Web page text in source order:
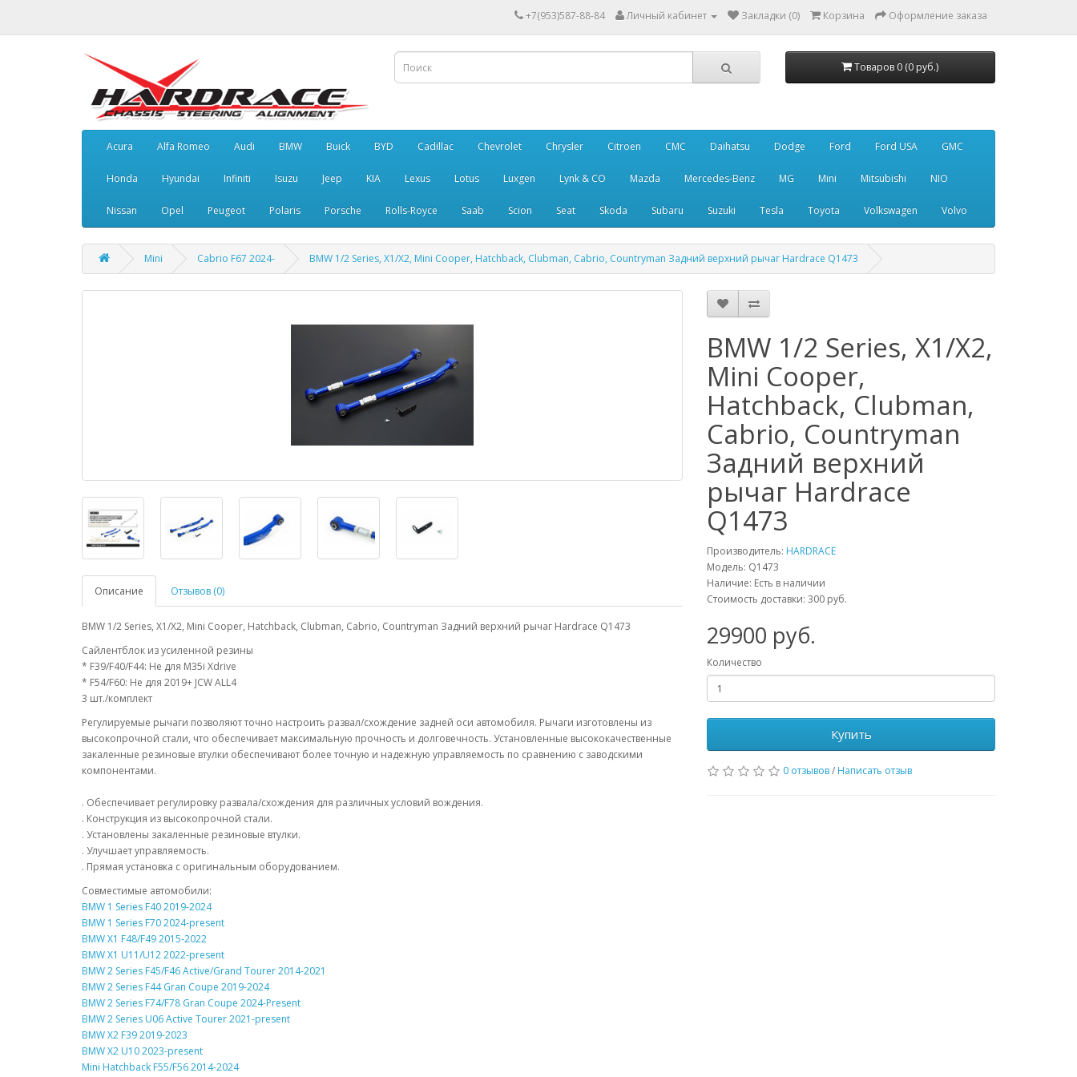
+7(953)587-88-84 Личный кабинет Закладки (0) Корзина Оформление заказа
Товаров 0 (0 руб.)
Acura Alfa Romeo Audi BMW Buick BYD Cadillac Chevrolet Chrysler Citroen CMC Daihatsu Dodge Ford Ford USA GMC
Honda Hyundai Infiniti Isuzu Jeep KIA Lexus Lotus Luxgen Lynk & CO Mazda Mercedes-Benz MG Mini Mitsubishi NIO
Nissan Opel Peugeot Polaris Porsche Rolls-Royce Saab Scion Seat Skoda Subaru Suzuki Tesla Toyota Volkswagen Volvo
Mini Cabrio F67 2024- BMW 1/2 Series, X1/X2, Mini Cooper, Hatchback, Clubman, Cabrio, Countryman Задний верхний рычаг Hardrace Q1473
Описание Отзывов (0)
BMW 1/2 Series, X1/X2, Mini Cooper, Hatchback, Clubman, Cabrio, Countryman Задний верхний рычаг Hardrace Q1473
Сайлентблок из усиленной резины
* F39/F40/F44: Не для M35i Xdrive
* F54/F60: Не для 2019+ JCW ALL4
3 шт./комплект
Регулируемые рычаги позволяют точно настроить развал/схождение задней оси автомобиля. Рычаги изготовлены из
высокопрочной стали, что обеспечивает максимальную прочность и долговечность. Установленные высококачественные
закаленные резиновые втулки обеспечивают более точную и надежную управляемость по сравнению с заводскими
компонентами.
. Обеспечивает регулировку развала/схождения для различных условий вождения.
. Конструкция из высокопрочной стали.
. Установлены закаленные резиновые втулки.
. Улучшает управляемость.
. Прямая установка с оригинальным оборудованием.
Совместимые автомобили:
BMW 1 Series F40 2019-2024
BMW 1 Series F70 2024-present
BMW X1 F48/F49 2015-2022
BMW X1 U11/U12 2022-present
BMW 2 Series F45/F46 Active/Grand Tourer 2014-2021
BMW 2 Series F44 Gran Coupe 2019-2024
BMW 2 Series F74/F78 Gran Coupe 2024-Present
BMW 2 Series U06 Active Tourer 2021-present
BMW X2 F39 2019-2023
BMW X2 U10 2023-present
Mini Hatchback F55/F56 2014-2024
BMW 1/2 Series, X1/X2,
Mini Cooper,
Hatchback, Clubman,
Cabrio, Countryman
Задний верхний
рычаг Hardrace
Q1473
Производитель: HARDRACE
Модель: Q1473
Наличие: Есть в наличии
Стоимость доставки: 300 руб.
29900 руб.
Количество
Купить
0 отзывов/ Написать отзыв